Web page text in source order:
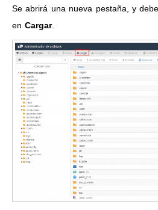
Se abrirá una nueva pestaña, y
enCargar.